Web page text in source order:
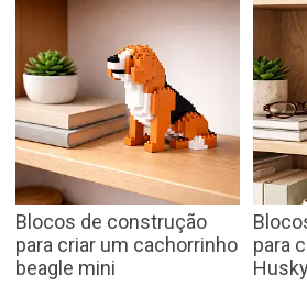
Blocos de construção
para criar um cachorrinho
beagle mini
para